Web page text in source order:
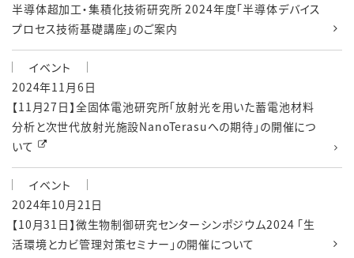
半導体超加工・集積化技術研究所 2024年度「半導体デバイス
プロセス技術基礎講座」のご案内
イベント
2024年11月6日
【11月27日】全固体電池研究所「放射光を用いた蓄電池材料
分析と次世代放射光施設NanoTerasuへの期待」の開催につ
いて
イベント
2024年10月21日
【10月31日】微生物制御研究センターシンポジウム2024 「生
活環境とカビ管理対策セミナー」の開催について